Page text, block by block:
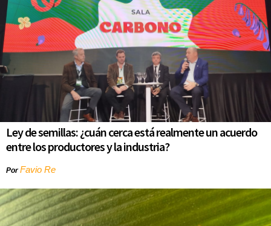
Ley de semillas: ¿cuán cerca está realmente un acuerdo
entre los productores y la industria?
PorFavio Re